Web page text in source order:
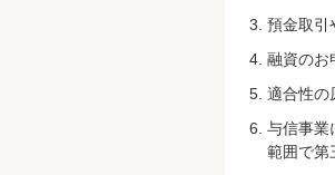
預金取引
融資のお
適合性の
与信事業
範囲で第